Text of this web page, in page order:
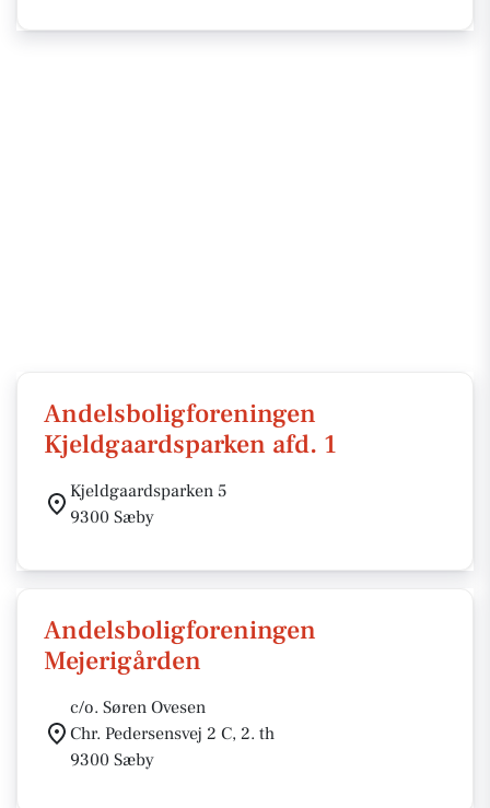
Andelsboligforeningen
Kjeldgaardsparken afd. 1
Kjeldgaardsparken 5
9300 Sæby
Andelsboligforeningen
Mejerigården
c/o. Søren Ovesen
Chr. Pedersensvej 2 C, 2. th
9300 Sæby